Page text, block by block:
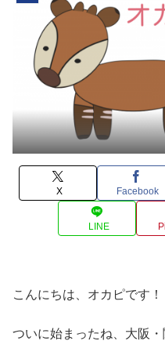
X Facebook
LINE
こんにちは、オカピです！
ついに始まったね、大阪・